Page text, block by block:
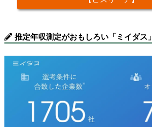
推定年収測定がおもしろい「ミイダス」